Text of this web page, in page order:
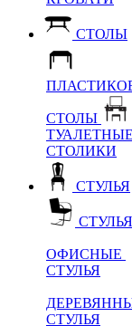
СТОЛЫ
СТОЛЫ
ТУАЛЕТНЫЕ
СТОЛИКИ
СТУЛЬЯ
СТУЛЬЯ
ОФИСНЫЕ
СТУЛЬЯ
СТУЛЬЯ